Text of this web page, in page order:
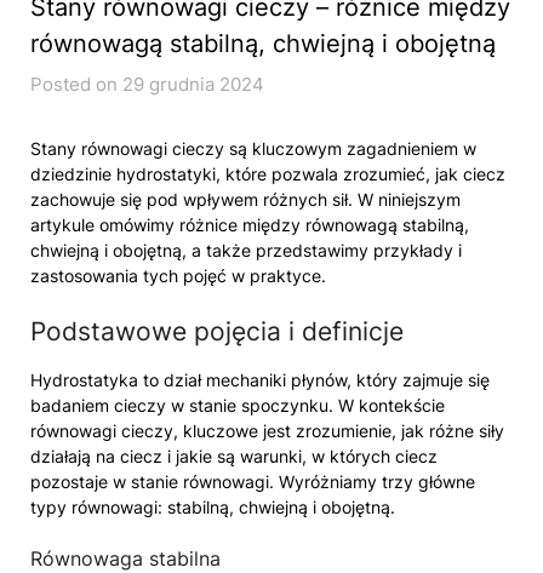
Stany równowagi cieczy – różnice między
równowagą stabilną, chwiejną i obojętną
Posted on 29 grudnia 2024
Stany równowagi cieczy są kluczowym zagadnieniem w
dziedzinie hydrostatyki, które pozwala zrozumieć, jak ciecz
zachowuje się pod wpływem różnych sił. W niniejszym
artykule omówimy różnice między równowagą stabilną,
chwiejną i obojętną, a także przedstawimy przykłady i
zastosowania tych pojęć w praktyce.
Podstawowe pojęcia i definicje
Hydrostatyka to dział mechaniki płynów, który zajmuje się
badaniem cieczy w stanie spoczynku. W kontekście
równowagi cieczy, kluczowe jest zrozumienie, jak różne siły
działają na ciecz i jakie są warunki, w których ciecz
pozostaje w stanie równowagi. Wyróżniamy trzy główne
typy równowagi: stabilną, chwiejną i obojętną.
Równowaga stabilna